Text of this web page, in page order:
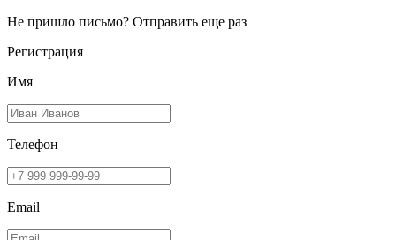
Не пришло письмо? Отправить еще раз
Регистрация
Имя
Телефон
Email